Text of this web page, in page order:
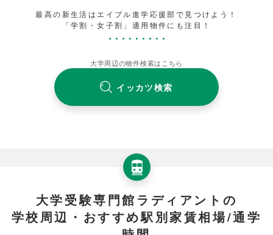
最高の新生活はエイブル進学応援部で見つけよう！
「学割・女子割」適用物件にも注目！
大学周辺の物件検索はこちら
イッカツ検索
大学受験専門館ラディアントの
学校周辺・おすすめ駅別家賃相場/通学